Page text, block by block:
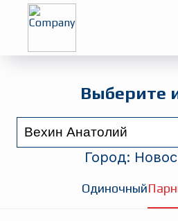
Выберите
Город:
Одиночный